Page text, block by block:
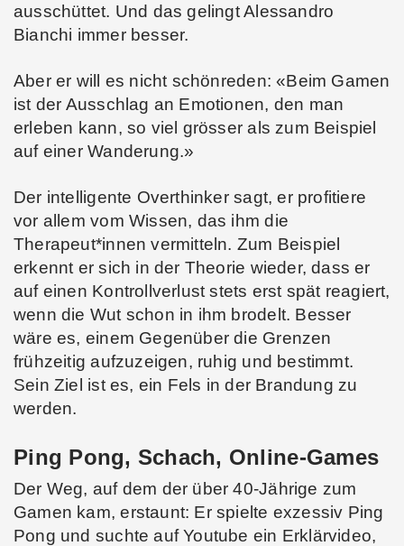
ausschüttet. Und das gelingt Alessandro
Bianchi immer besser.
Aber er will es nicht schönreden: «Beim Gamen
ist der Ausschlag an Emotionen, den man
erleben kann, so viel grösser als zum Beispiel
auf einer Wanderung.»
Der intelligente Overthinker sagt, er profitiere
vor allem vom Wissen, das ihm die
Therapeut*innen vermitteln. Zum Beispiel
erkennt er sich in der Theorie wieder, dass er
auf einen Kontrollverlust stets erst spät reagiert,
wenn die Wut schon in ihm brodelt. Besser
wäre es, einem Gegenüber die Grenzen
frühzeitig aufzuzeigen, ruhig und bestimmt.
Sein Ziel ist es, ein Fels in der Brandung zu
werden.
Ping Pong, Schach, Online-Games
Der Weg, auf dem der über 40-Jährige zum
Gamen kam, erstaunt: Er spielte exzessiv Ping
Pong und suchte auf Youtube ein Erklärvideo,